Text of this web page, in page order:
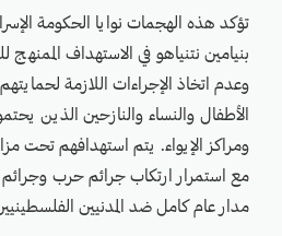
تؤكد هذه الهجمات نوايا الحكومة
بنيامين نتنياهو في الاستهداف الممنهج
وعدم اتخاذ الإجراءات اللازمة
الأطفال والنساء والنازحين الذين
ومراكز الإيواء. يتم استهدافهم تحت
مع استمرار ارتكاب جرائم حرب
مدار عام كامل ضد المدنيين